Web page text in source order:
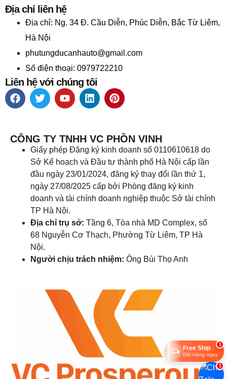
Địa chỉ liên hệ
Địa chỉ: Ng. 34 Đ. Cầu Diễn, Phúc Diễn, Bắc Từ Liêm,
Hà Nội
phutungducanhauto@gmail.com
Số điện thoại: 0979722210
Liên hệ với chúng tôi
CÔNG TY TNHH VC PHỒN VINH
Giấy phép Đăng ký kinh doanh số 0110610618 do
Sở Kế hoạch và Đầu tư thành phố Hà Nội cấp lần
đầu ngày 23/01/2024, đăng ký thay đổi lần thứ 1,
ngày 27/08/2025 cấp bởi Phòng đăng ký kinh
doanh và tài chính doanh nghiệp thuộc Sở tài chính
TP Hà Nội.
Địa chỉ trụ sở: Tầng 6, Tòa nhà MD Complex, số
68 Nguyễn Cơ Thạch, Phường Từ Liêm, TP Hà
Nội.
Người chịu trách nhiệm: Ông Bùi Thọ Anh
1
Free Ship
Đặt hàng ngay
1